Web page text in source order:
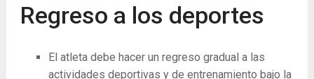
Regreso a los deportes
El atleta debe hacer un regreso gradual a las
actividades deportivas y de entrenamiento bajo la